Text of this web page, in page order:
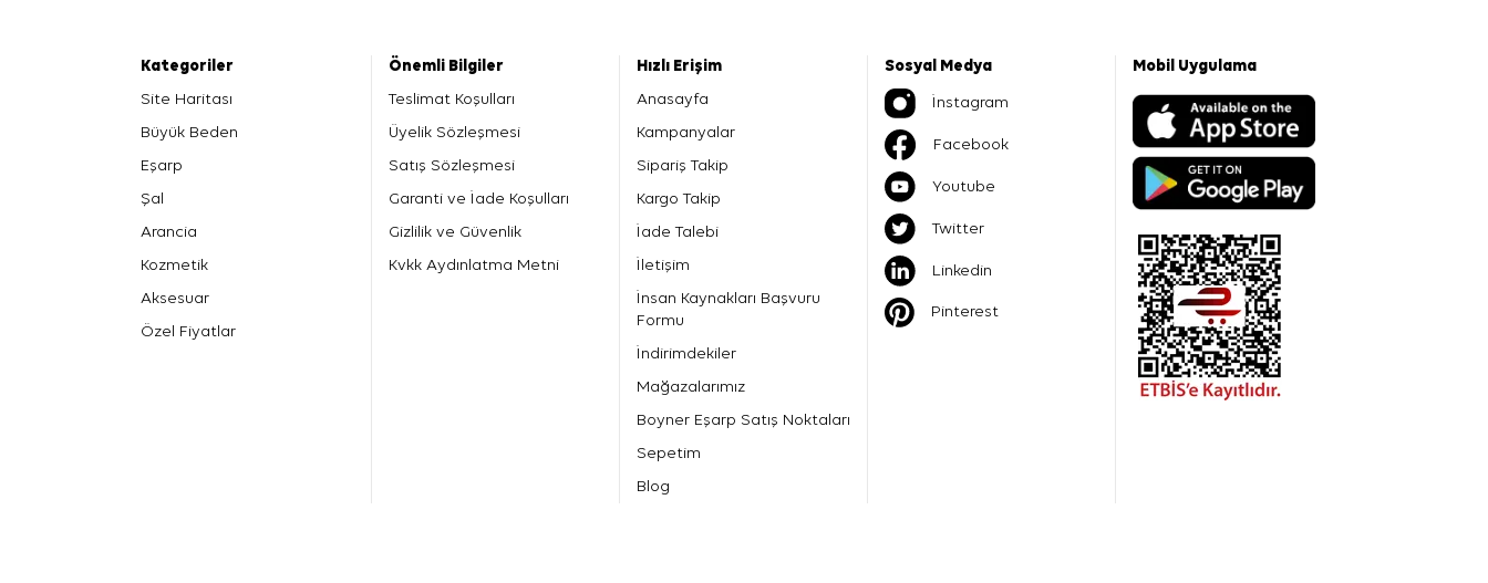
Kategoriler
Site Haritası
Büyük Beden
Eşarp
Şal
Arancia
Kozmetik
Aksesuar
Özel Fiyatlar
Önemli Bilgiler
Teslimat Koşulları
Üyelik Sözleşmesi
Satış Sözleşmesi
Garanti ve İade Koşulları
Gizlilik ve Güvenlik
Kvkk Aydınlatma Metni
Hızlı Erişim
Anasayfa
Kampanyalar
Sipariş Takip
Kargo Takip
İade Talebi
İletişim
İnsan Kaynakları Başvuru
Formu
İndirimdekiler
Mağazalarımız
Boyner Eşarp Satış Noktaları
Sepetim
Blog
Sosyal Medya
İnstagram
Facebook
Youtube
Twitter
Linkedin
Pinterest
Mobil Uygulama